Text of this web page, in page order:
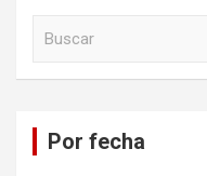
Por fecha